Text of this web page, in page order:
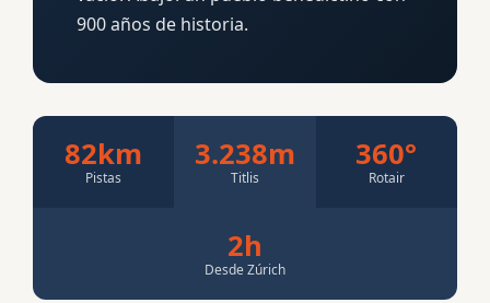
900 años de historia.
82km
Pistas
3.238m
Titlis
360°
Rotair
2h
Desde Zúrich